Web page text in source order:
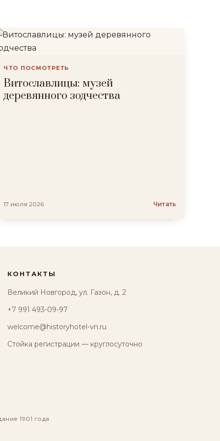
ЧТО ПОСМОТРЕТЬ
Витославлицы: музей
деревянного зодчества
17 июля 2026 Читать
КОНТАКТЫ
Великий Новгород, ул. Газон, д. 2
+7 991 493-09-97
welcome@historyhotel-vn.ru
Стойка регистрации — круглосуточно
1901 года